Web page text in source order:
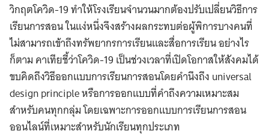
วิกฤตโควิด-19 ทำให้โรงเรียนจำนวนมากต้องปรับเปลี่ยนวิธีการ
เรียนการสอน ในแง่หนึ่งจึงสร้างผลกระทบต่อผู้พิการบางคนที่
ไม่สามารถเข้าถึงทรัพยากรการเรียนและสื่อการเรียน อย่างไร
ก็ตาม คาเทียชี้ว่าโควิด-19 เป็นช่วงเวลาที่เปิดโอกาสให้สังคมได้
ขบคิดถึงวิธีออกแบบการเรียนการสอนโดยคำนึงถึง universal
design principle หรือการออกแบบที่คำถึงความเหมาะสม
สำหรับคนทุกกลุ่ม โดยเฉพาะการออกแบบการเรียนการสอน
ออนไลน์ที่เหมาะสำหรับนักเรียนทุกประเภท